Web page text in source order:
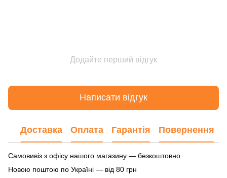
Додайте перший відгук
Написати відгук
Доставка Оплата Гарантія Повернення
Самовивіз з офісу нашого магазину — безкоштовно
Новою поштою по Україні — від 80 грн